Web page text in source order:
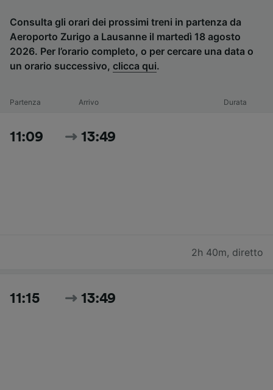
Consulta gli orari dei prossimi treni in partenza da
Aeroporto Zurigo a Lausanne il martedì 18 agosto
2026. Per l’orario completo, o per cercare una data o
un orario successivo, clicca qui.
Partenza Arrivo Durata
11:09 13:49
2h 40m, diretto
11:15 13:49